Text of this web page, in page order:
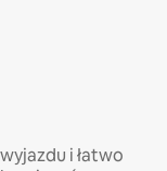
i łatwo